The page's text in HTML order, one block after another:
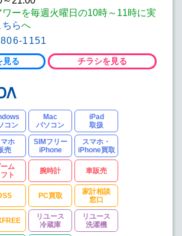
ワーを毎週火曜日の10時～11時に実
ちらへ
1151
見る チラシを見る
コン
Mac
パソコン
iPad
取扱
マホ
売
SIMフリー
iPhone
スマホ・
iPhone買取
ム
ト
腕時計 車販売
PC買取
家計相談
窓口
リユース
冷蔵庫
リユース
洗濯機